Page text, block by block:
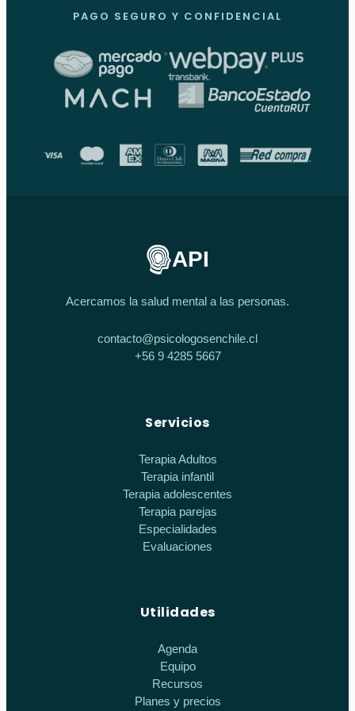
PAGO SEGURO Y CONFIDENCIAL
API
Acercamos la salud mental a las personas.
contacto@psicologosenchile.cl
+56 9 4285 5667
Servicios
Terapia Adultos
Terapia infantil
Terapia adolescentes
Terapia parejas
Especialidades
Evaluaciones
Utilidades
Agenda
Equipo
Recursos
Planes y precios